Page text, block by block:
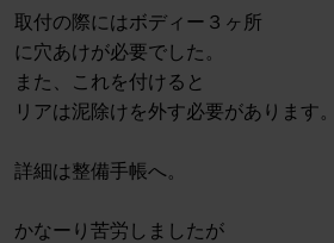
取付の際にはボディー３ヶ所
に穴あけが必要でした。
また、これを付けると
リアは泥除けを外す必要があります。
詳細は整備手帳へ。
かなーり苦労しましたが